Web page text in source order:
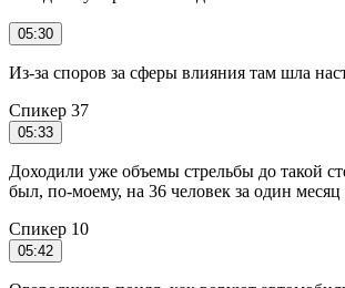
05:30
Из-за споров за сферы влияния там шла
Спикер 37
05:33
Доходили уже объемы стрельбы до такой
был, по-моему, на 36 человек за один месяц
Спикер 10
05:42